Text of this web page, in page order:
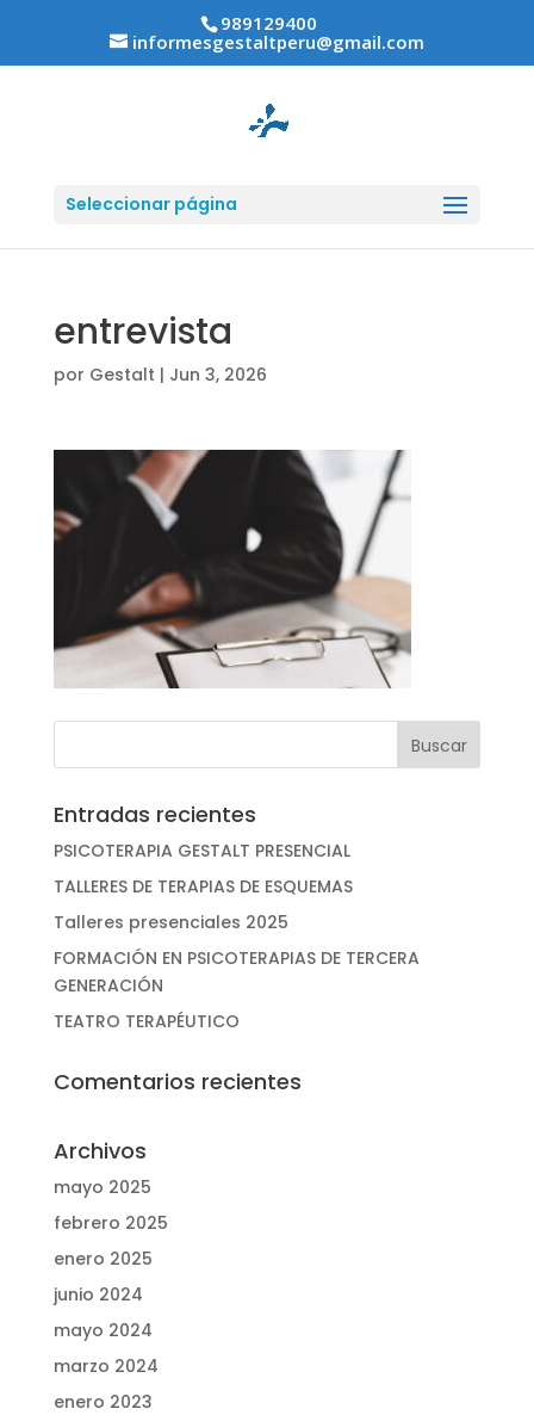
989129400
informesgestaltperu@gmail.com
Seleccionar página
entrevista
por Gestalt | Jun 3, 2026
Entradas recientes
PSICOTERAPIA GESTALT PRESENCIAL
TALLERES DE TERAPIAS DE ESQUEMAS
Talleres presenciales 2025
FORMACIÓN EN PSICOTERAPIAS DE TERCERA
GENERACIÓN
TEATRO TERAPÉUTICO
Comentarios recientes
Archivos
mayo 2025
febrero 2025
enero 2025
junio 2024
mayo 2024
marzo 2024
enero 2023